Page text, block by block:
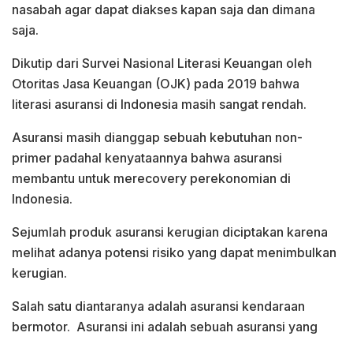
nasabah agar dapat diakses kapan saja dan dimana
saja.
Dikutip dari Survei Nasional Literasi Keuangan oleh
Otoritas Jasa Keuangan (OJK) pada 2019 bahwa
literasi asuransi di Indonesia masih sangat rendah.
Asuransi masih dianggap sebuah kebutuhan non-
primer padahal kenyataannya bahwa asuransi
membantu untuk merecovery perekonomian di
Indonesia.
Sejumlah produk asuransi kerugian diciptakan karena
melihat adanya potensi risiko yang dapat menimbulkan
kerugian.
Salah satu diantaranya adalah asuransi kendaraan
bermotor. Asuransi ini adalah sebuah asuransi yang